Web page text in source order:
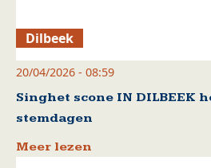
Dilbeek
20/04/2026 - 08:59
Singhet scone IN DILBEEK
stemdagen
Meer lezen